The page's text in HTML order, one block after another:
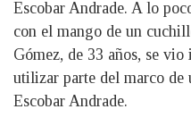
Escobar Andrade. A lo
con el mango de un
Gómez, de 33 años, se
utilizar parte del marco de
Escobar Andrade.